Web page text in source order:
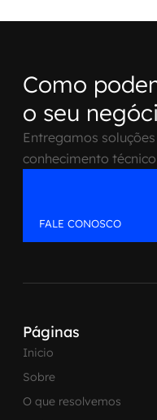
Como
o seu
Entregamos
conhecimento
FALE CONOSCO
Páginas
Inicio
Sobre
O que resolvemos